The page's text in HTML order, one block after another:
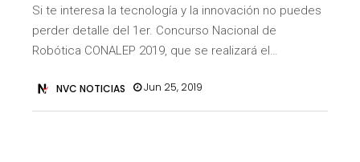
Si te interesa la tecnología y la innovación no puedes
perder detalle del 1er. Concurso Nacional de
Robótica CONALEP 2019, que se realizará el…
NVC NOTICIAS Jun 25, 2019